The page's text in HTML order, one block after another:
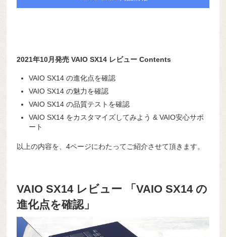
2021年10月発売 VAIO SX14 レビュー Contents
VAIO SX14 の進化点を確認
VAIO SX14 の魅力を確認
VAIO SX14 の品質テストを確認
VAIO SX14 をカスタマイズしてみよう & VAIO安心サポ
ート
以上の内容を、4ページにわたってご紹介させて頂きます。
VAIO SX14 レビュー 「VAIO SX14 の
進化点を確認」